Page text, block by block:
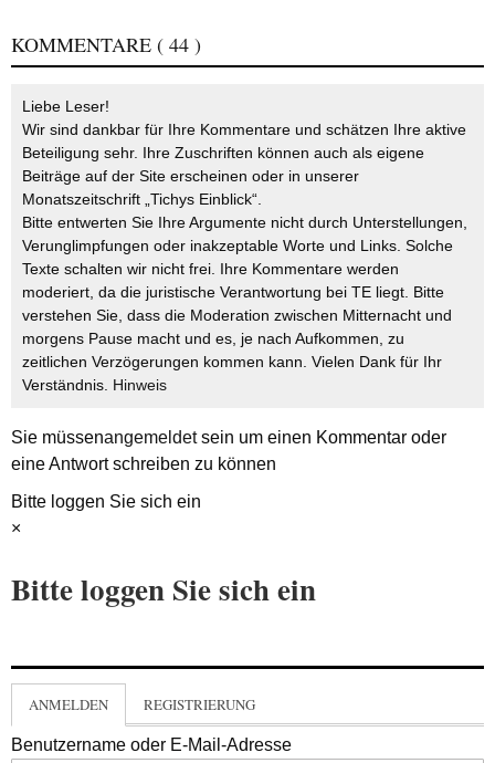
KOMMENTARE ( 44 )
Liebe Leser!
Wir sind dankbar für Ihre Kommentare und schätzen Ihre aktive
Beteiligung sehr. Ihre Zuschriften können auch als eigene
Beiträge auf der Site erscheinen oder in unserer
Monatszeitschrift „Tichys Einblick“.
Bitte entwerten Sie Ihre Argumente nicht durch Unterstellungen,
Verunglimpfungen oder inakzeptable Worte und Links. Solche
Texte schalten wir nicht frei. Ihre Kommentare werden
moderiert, da die juristische Verantwortung bei TE liegt. Bitte
verstehen Sie, dass die Moderation zwischen Mitternacht und
morgens Pause macht und es, je nach Aufkommen, zu
zeitlichen Verzögerungen kommen kann. Vielen Dank für Ihr
Verständnis. Hinweis
Sie müssenangemeldetsein um einen Kommentar oder
eine Antwort schreiben zu können
Bitte loggen Sie sich ein
×
Bitte loggen Sie sich ein
ANMELDEN REGISTRIERUNG
Benutzername oder E-Mail-Adresse